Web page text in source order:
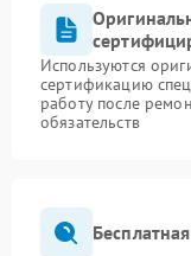
Используются
сертификацию
работу после
обязательств